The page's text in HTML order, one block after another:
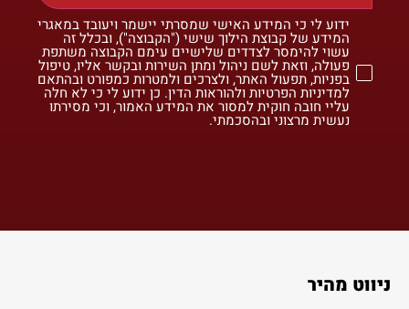
ידוע לי כי המידע האישי שמסרתי יישמר ויעובד במאגרי
המידע של קבוצת הילוך שישי ("הקבוצה"), ובכלל זה
עשוי להימסר לצדדים שלישיים עימם הקבוצה משתפת
פעולה, וזאת לשם ניהול ומתן השירות ובקשר אליו, טיפול
בפניות, תפעול האתר, ולצרכים ולמטרות כמפורט ובהתאם
למדיניות הפרטיות ולהוראות הדין. כן ידוע לי כי לא חלה
עליי חובה חוקית למסור את המידע האמור, וכי מסירתו
נעשית מרצוני ובהסכמתי.
ניווט מהיר